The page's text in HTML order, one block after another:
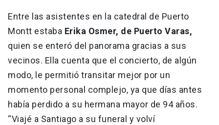
Entre las asistentes en la catedral de Puerto
Montt estaba Erika Osmer, de Puerto Varas,
quien se enteró del panorama gracias a sus
vecinos. Ella cuenta que el concierto, de algún
modo, le permitió transitar mejor por un
momento personal complejo, ya que días antes
había perdido a su hermana mayor de 94 años.
“Viajé a Santiago a su funeral y volví